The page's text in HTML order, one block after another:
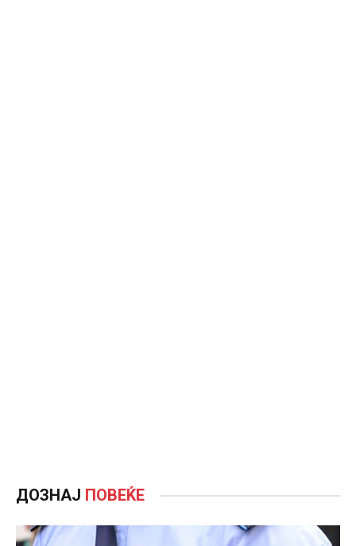
ДОЗНАЈ ПОВЕЌЕ